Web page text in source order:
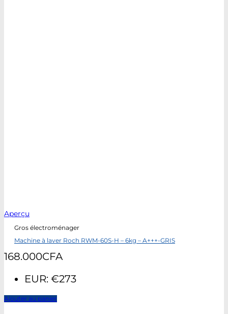
Aperçu
Gros électroménager
Machine à laver Roch RWM-60S-H – 6kg – A+++-GRIS
168.000CFA
EUR: €273
Ajouter au panier